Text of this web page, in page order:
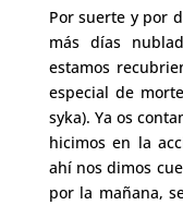
Por suerte y por
más días
estamos
especial de
syka). Ya os
hicimos en la
ahí nos dimos
por la mañana,